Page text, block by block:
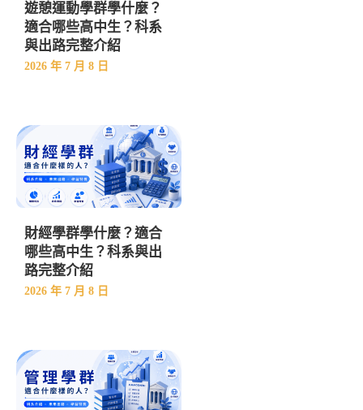
遊憩運動學群學什麼？
適合哪些高中生？科系
與出路完整介紹
2026 年 7 月 8 日
財經學群學什麼？適合
哪些高中生？科系與出
路完整介紹
2026 年 7 月 8 日